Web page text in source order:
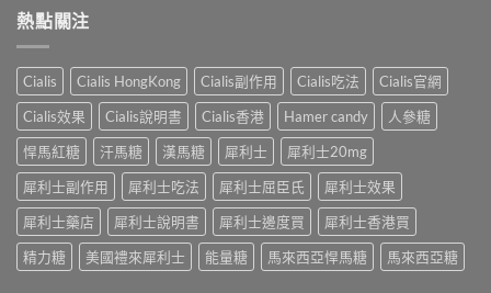
必
療
程
安
排
與
療
效
評
估〉
中
嗎？
完
整
解
析：
併
用
條
件、
風
險
全
雙
效
合
一
如
何
同
時
解
決
士
20mg
強、
半
顆
又
不
夠？
破
解
「劑
量
尬」
熱點關注
Cialis Cialis HongKong Cialis副作用 Cialis吃法
Cialis官網
Cialis效果
Cialis說明書 Cialis香港 Hamer candy
人參糖
悍馬紅糖
汗馬糖 漢馬糖 犀利士
犀利士20mg
犀利士副作用
犀利士吃法 犀利士屈臣氏
犀利士效果
犀利士藥店
犀利士說明書 犀利士邊度買
犀利士香港買
精力糖
美國禮來犀利士 能量糖 馬來西亞悍馬糖 馬來西亞糖